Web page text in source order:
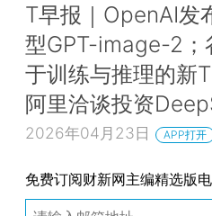
T早报｜OpenAI发
型GPT-image-2；
于训练与推理的新
阿里洽谈投资
2026年04月23日 APP打开
免费订阅财新网主编精选版